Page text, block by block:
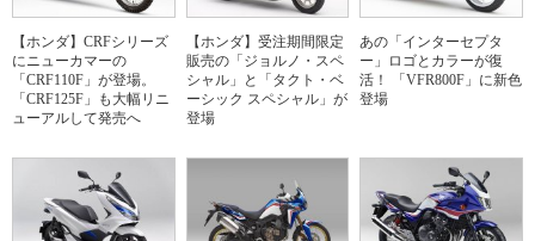
【ホンダ】CRFシリーズ
にニューカマーの
「CRF110F」が登場。
「CRF125F」も大幅リニ
ューアルして発売へ
【ホンダ】受注期間限定
販売の「ジョルノ・スペ
シャル」と「タクト・ベ
ーシック スペシャル」が
登場
あの「インターセプタ
ー」ロゴとカラーが復
活！ 「VFR800F」に新色
登場